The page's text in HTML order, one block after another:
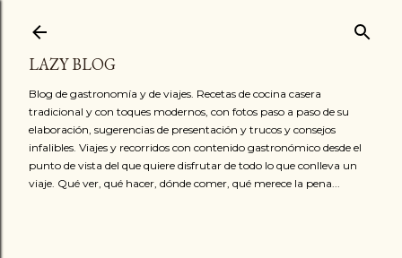
LAZY BLOG
Blog de gastronomía y de viajes. Recetas de cocina casera
tradicional y con toques modernos, con fotos paso a paso de su
elaboración, sugerencias de presentación y trucos y consejos
infalibles. Viajes y recorridos con contenido gastronómico desde el
punto de vista del que quiere disfrutar de todo lo que conlleva un
viaje. Qué ver, qué hacer, dónde comer, qué merece la pena...